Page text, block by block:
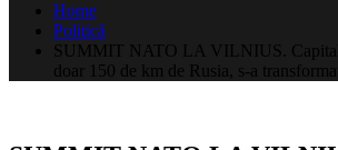
Home
Politică
SUMMIT NATO LA VILNIUS.
doar 150 de km de Rusia, s-a